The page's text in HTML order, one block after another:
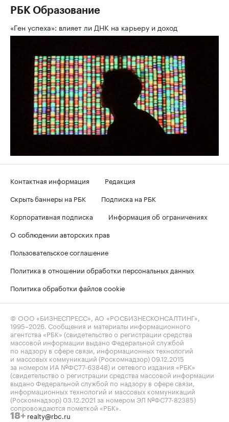
РБК Образование
«Ген успеха»: влияет ли ДНК на карьеру и доход
Контактная информация
Редакция
Скрыть баннеры на РБК
Подписка на РБК
Корпоративная подписка
Информация об ограничениях
О соблюдении авторских прав
Пользовательское соглашение
Политика в отношении обработки персональных данных
Политика обработки файлов cookie
© ООО «БИЗНЕСПРЕСС», АО «РОСБИЗНЕСКОНСАЛТИНГ»,
1995–2026. Сообщения и материалы информационного
агентства «РБК» (свидетельство о регистрации средства
массовой информации выдано Федеральной службой
по надзору в сфере связи, информационных технологий
и массовых коммуникаций (Роскомнадзор) 09.12.2015
за номером ИА №ФС77-63848) и сетевого издания «РБК»
(свидетельство о регистрации средства массовой информации
выдано Федеральной службой по надзору в сфере связи,
информационных технологий и массовых коммуникаций
(Роскомнадзор) 03.12.2021 за номером ЭЛ №ФС77-82385)
сопровождаются пометкой «РБК».
18+ realty@rbc.ru